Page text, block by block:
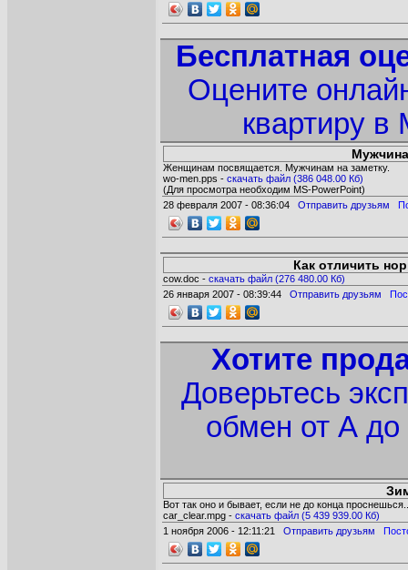
Бесплатная
Оцените
квартиру
Женщинам посвящается. Мужчинам на заметку.
wo-men.pps - cкачать файл (386 048.00 Кб)
(Для просмотра необходим MS-PowerPoint)
28 февраля 2007 - 08:36:04 Отправить друзьям
Как отличить
cow.doc - cкачать файл (276 480.00 Кб)
26 января 2007 - 08:39:44 Отправить друзьям
Хотите
Доверьтесь
обмен от А
Вот так оно и бывает, если не до конца
car_clear.mpg - cкачать файл (5 439 939.00 Кб)
1 ноября 2006 - 12:11:21 Отправить друзьям